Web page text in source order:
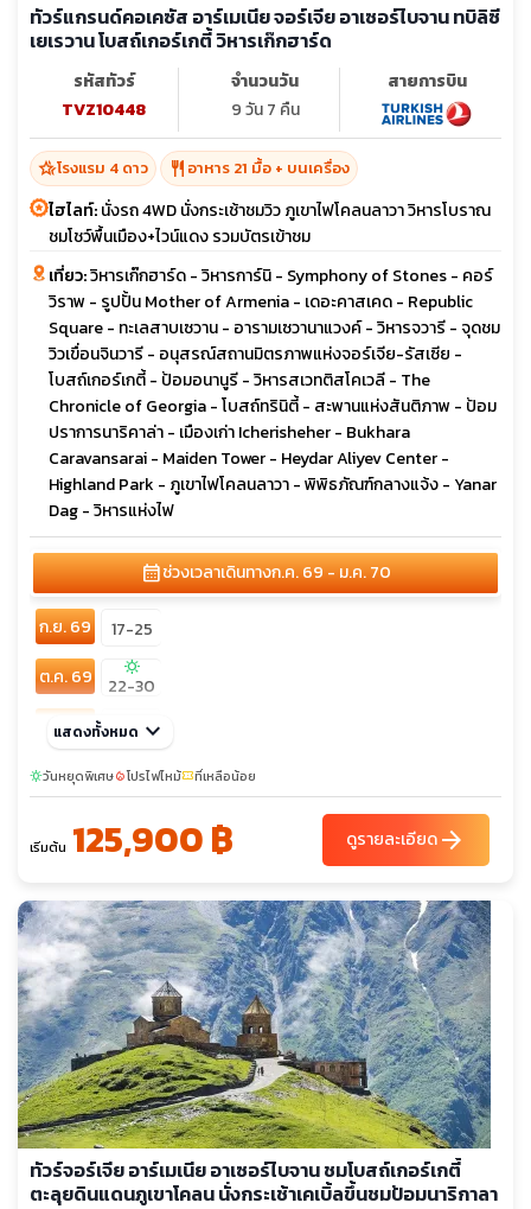
ทัวร์แกรนด์คอเคซัส อาร์เมเนีย จอร์เจีย อาเซอร์ไบจาน ทบิลิซี
เยเรวาน โบสถ์เกอร์เกตี้ วิหารเก๊กฮาร์ด
รหัสทัวร์
TVZ10448
จำนวนวัน
9 วัน 7 คืน
สายการบิน
hotel_classโรงแรม 4 ดาว restaurant อาหาร 21 มื้อ + บนเครื่อง
ไฮไลท์:นั่งรถ 4WD นั่งกระเช้าชมวิว ภูเขาไฟโคลนลาวา วิหารโบราณ
ชมโชว์พื้นเมือง+ไวน์แดง รวมบัตรเข้าชม
เที่ยว:วิหารเก๊กฮาร์ด - วิหารการ์นิ - Symphony of Stones - คอร์
วิราพ - รูปปั้น Mother of Armenia - เดอะคาสเคด - Republic
Square - ทะเลสาบเซวาน - อารามเซวานาแวงค์ - วิหารจวารี - จุดชม
วิวเขื่อนจินวารี - อนุสรณ์สถานมิตรภาพแห่งจอร์เจีย-รัสเซีย -
โบสถ์เกอร์เกตี้ - ป้อมอนานูรี - วิหารสเวทติสโคเวลี - The
Chronicle of Georgia - โบสถ์ทรินิตี้ - สะพานแห่งสันติภาพ - ป้อม
ปราการนาริคาล่า - เมืองเก่า Icherisheher - Bukhara
Caravansarai - Maiden Tower - Heydar Aliyev Center -
Highland Park - ภูเขาไฟโคลนลาวา - พิพิธภัณฑ์กลางแจ้ง - Yanar
Dag - วิหารแห่งไฟ
calendar_monthช่วงเวลาเดินทางก.ค. 69 - ม.ค. 70
ก.ย. 69
17-25
ต.ค. 69
sunny
22-30
พ.ย. 69
03-11
ธ.ค. 69
sunny
29-06
แสดงทั้งหมด keyboard_arrow_down
sunnyวันหยุดพิเศษlocal_fire_departmentโปรไฟไหม้confirmation_numberที่เหลือน้อย
เริ่มต้น 125,900 ฿ ดูรายละเอียดarrow_forward
ทัวร์จอร์เจีย อาร์เมเนีย อาเซอร์ไบจาน ชมโบสถ์เกอร์เกตี้
ตะลุยดินแดนภูเขาโคลน นั่งกระเช้าเคเบิ้ลขึ้นชมป้อมนาริกาลา